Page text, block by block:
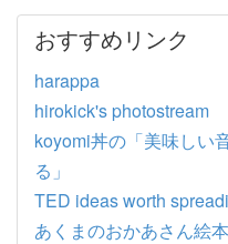
おすすめリンク
harappa
hirokick's photostream
koyomi丼の「美味しい
る」
TED ideas worth
あくまのおかあさん絵本